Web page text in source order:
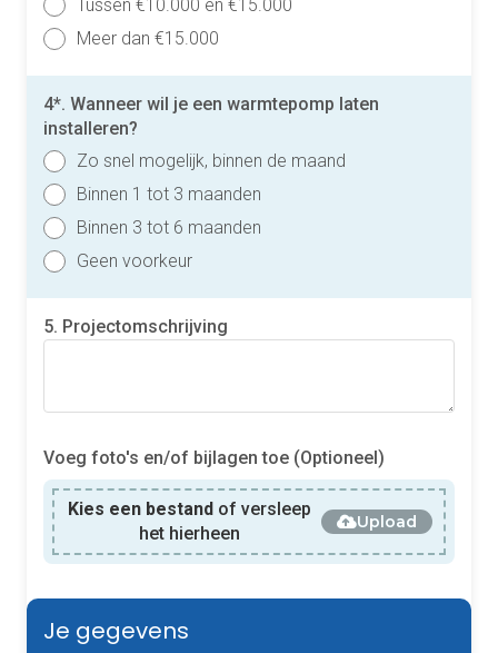
Tussen €10.000 en €15.000
Meer dan €15.000
4*. Wanneer wil je een warmtepomp laten
installeren?
Zo snel mogelijk, binnen de maand
Binnen 1 tot 3 maanden
Binnen 3 tot 6 maanden
Geen voorkeur
5. Projectomschrijving
Voeg foto's en/of bijlagen toe (Optioneel)
Kies een bestand of versleep
het hierheen
Upload
Je gegevens